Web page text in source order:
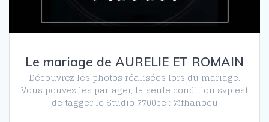
Le mariage de AURELIE ET ROMAIN
Découvrez les photos réalisées lors du mariage.
Vous pouvez les partager, la seule condition svp est
de tagger le Studio 7700be : @fhanoeu